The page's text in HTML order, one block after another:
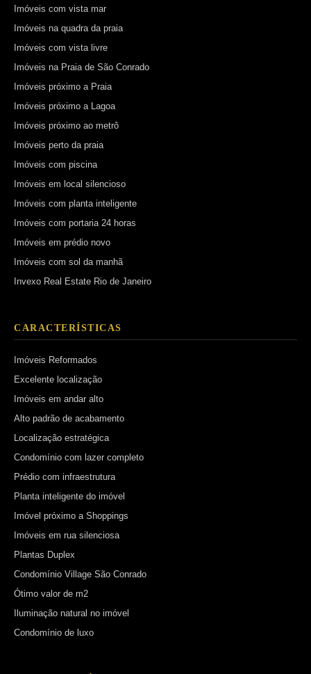
Imóveis com vista mar
Imóveis na quadra da praia
Imóveis com vista livre
Imóveis na Praia de São Conrado
Imóveis próximo a Praia
Imóveis próximo a Lagoa
Imóveis próximo ao metrô
Imóveis perto da praia
Imóveis com piscina
Imóveis em local silencioso
Imóveis com planta inteligente
Imóveis com portaria 24 horas
Imóveis em prédio novo
Imóveis com sol da manhã
Invexo Real Estate Rio de Janeiro
CARACTERÍSTICAS
Imóveis Reformados
Excelente localização
Imóveis em andar alto
Alto padrão de acabamento
Localização estratégica
Condomínio com lazer completo
Prédio com infraestrutura
Planta inteligente do imóvel
Imóvel próximo a Shoppings
Imóveis em rua silenciosa
Plantas Duplex
Condomínio Village São Conrado
Ótimo valor de m2
Iluminação natural no imóvel
Condomínio de luxo